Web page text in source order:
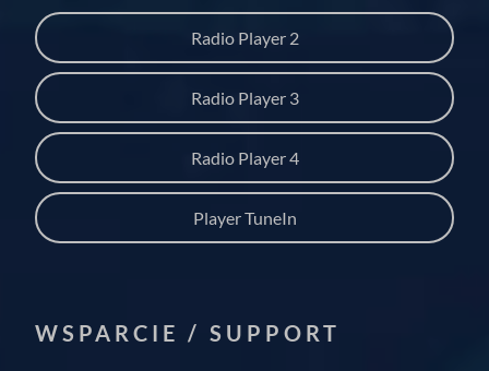
Radio Player 2
Radio Player 3
Radio Player 4
Player TuneIn
WSPARCIE / SUPPORT